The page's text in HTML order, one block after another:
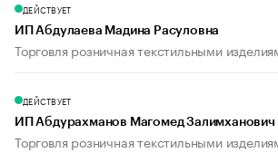
ДЕЙСТВУЕТ
ИП Абдулаева Мадина Расуловна
Торговля розничная текстильными
ДЕЙСТВУЕТ
ИП Абдурахманов Магомед Залимханович
Торговля розничная текстильными